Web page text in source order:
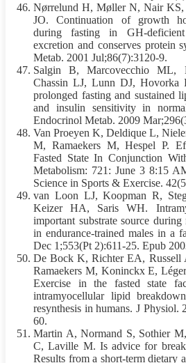
Nørrelund H, Møller N, Nair KS,
JO. Continuation of growth
duringfasting in GH-deficient
excretion and conserves protein
Metab. 2001 Jul;86(7):3120-9.
Salgin B, Marcovecchio ML,
Chassin LJ, Lunn DJ,
prolonged fastingand sustained
and insulin sensitivity in
Endocrinol Metab. 2009
Van Proeyen K, Deldique L,
M, Ramaekers M, Hespel P.
Fasted State In Conjunction
Metabolism: 721: June 3 8:15
Science in Sports & Exercise.
van Loon LJ, Koopman R,
Keizer HA, Saris WH.
important substrate source
in endurance-trained males in a
Dec 1;553(Pt 2):611-25. Epub
De Bock K, Richter EA, Russell
Ramaekers M, Koninckx E,
Exercise in the fasted state
intramyocellular lipid
resynthesis in humans. J
60.
Martin A, Normand S, Sothier
C, Laville M. Is advice for
Results from a short-term dietary